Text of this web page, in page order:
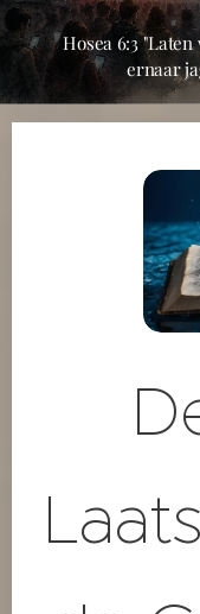
Hosea 6:3
ernaar